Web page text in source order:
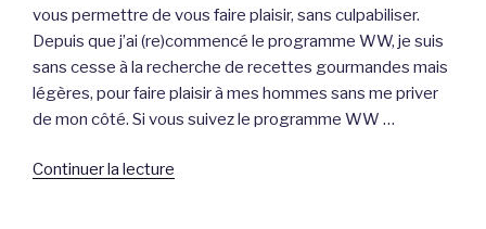
vous permettre de vous faire plaisir, sans culpabiliser.
Depuis que j’ai (re)commencé le programme WW, je suis
sans cesse à la recherche de recettes gourmandes mais
légères, pour faire plaisir à mes hommes sans me priver
de mon côté. Si vous suivez le programme WW …
Continuer la lecture